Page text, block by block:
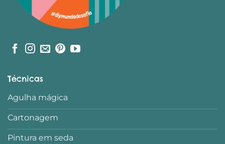
Técnicas
Agulha mágica
Cartonagem
Pintura em seda